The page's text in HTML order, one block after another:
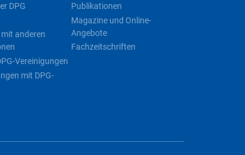
DPG
mit anderen
Vereinigungen
mit DPG-
Publikationen
Magazine und Online-
Angebote
Fachzeitschriften